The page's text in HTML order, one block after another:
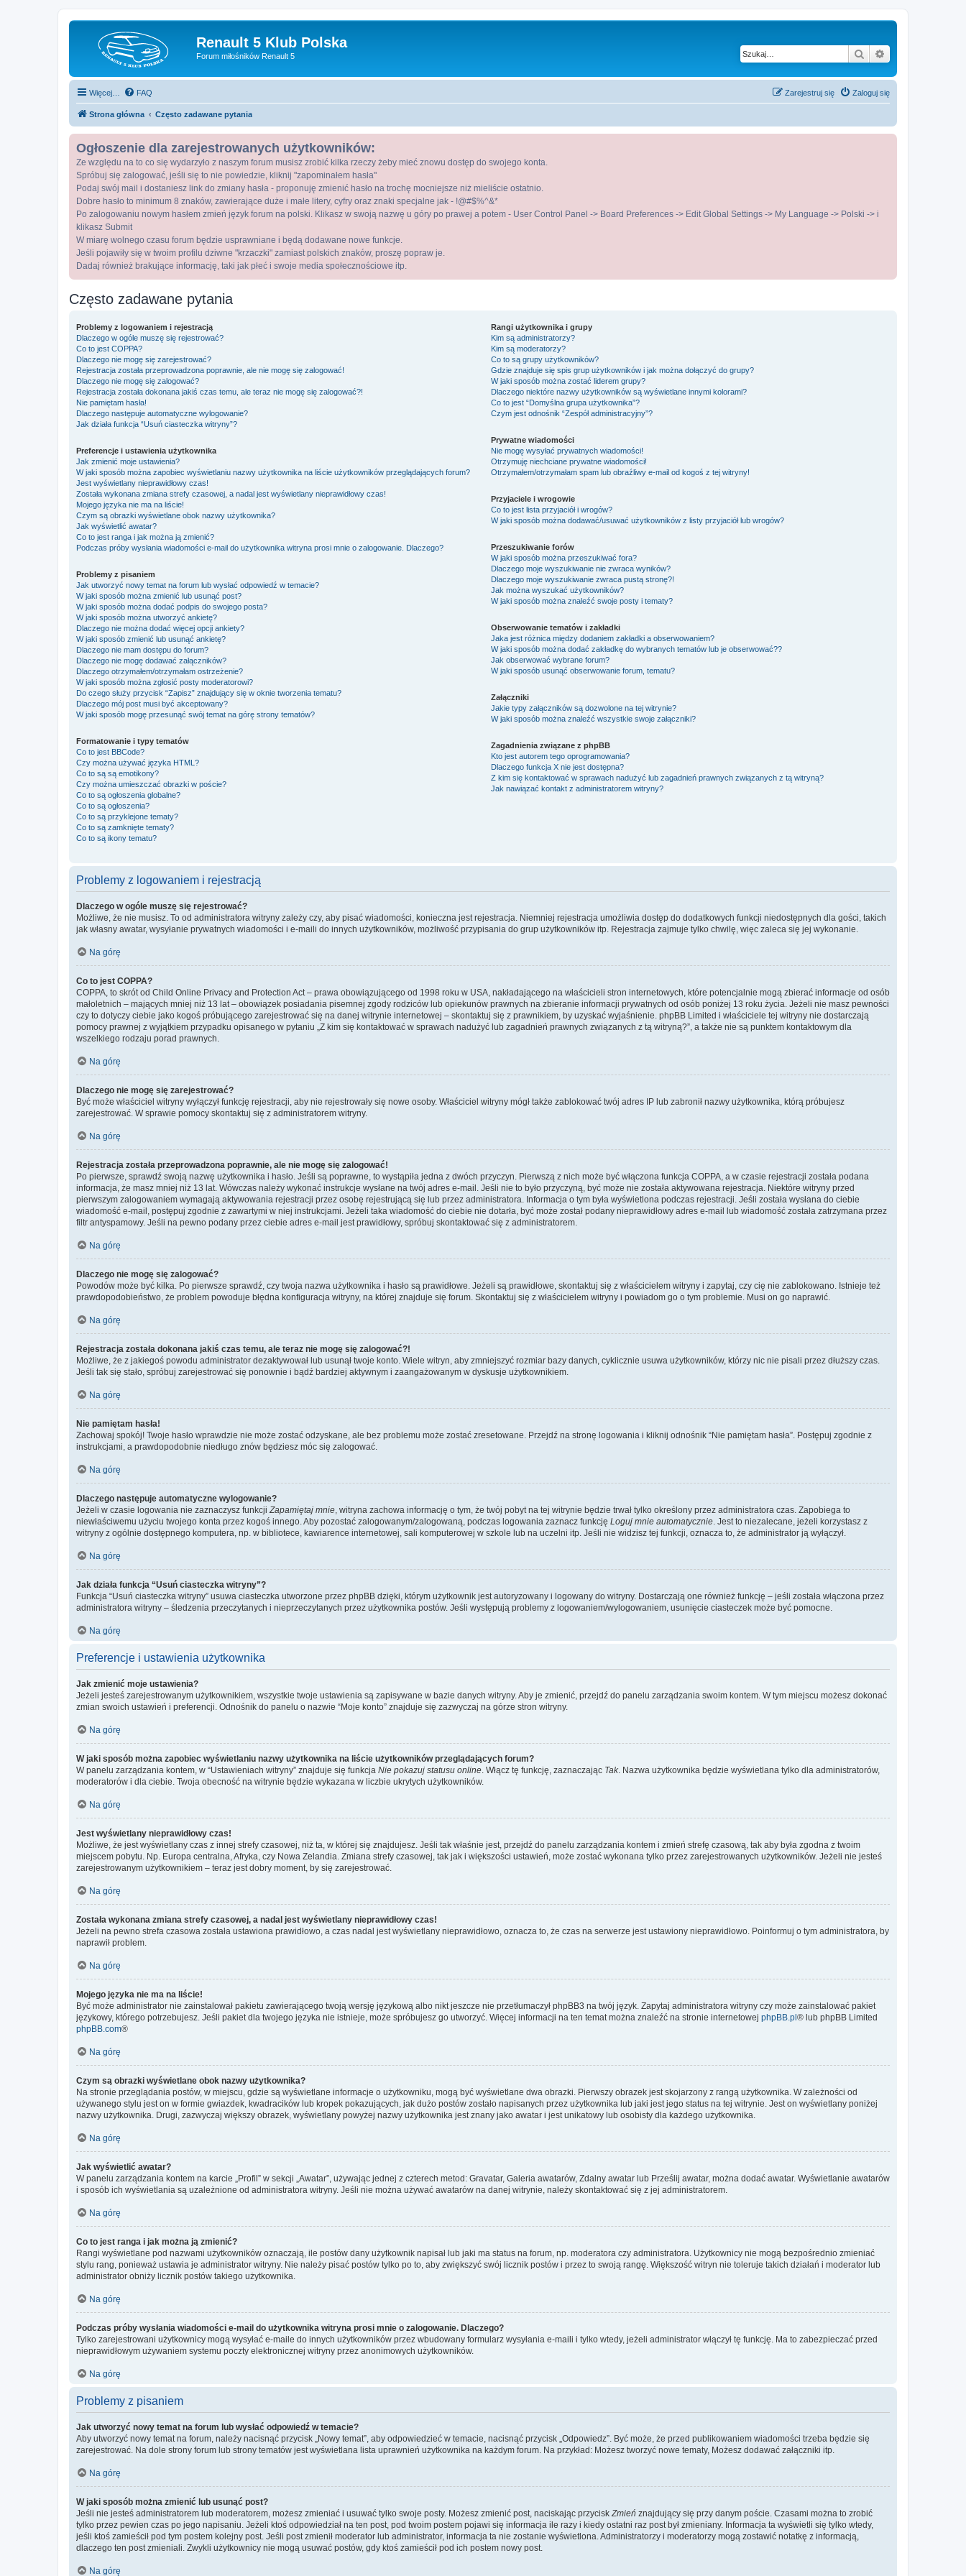
Renault 5 Klub Polska
Forum miłośników Renault 5 Szukaj
Więcej… FAQ Zaloguj się
Zarejestruj się
Strona główna Często zadawane pytania
Ogłoszenie dla zarejestrowanych użytkowników:
Ze względu na to co się wydarzyło z naszym forum musisz zrobić kilka rzeczy żeby mieć znowu dostęp do swojego konta.
Spróbuj się zalogować, jeśli się to nie powiedzie, kliknij "zapominałem hasła"
Podaj swój mail i dostaniesz link do zmiany hasła - proponuję zmienić hasło na trochę mocniejsze niż mieliście ostatnio.
Dobre hasło to minimum 8 znaków, zawierające duże i małe litery, cyfry oraz znaki specjalne jak - !@#$%^&*
Po zalogowaniu nowym hasłem zmień język forum na polski. Klikasz w swoją nazwę u góry po prawej a potem - User Control Panel -> Board Preferences -> Edit Global Settings -> My Language -> Polski -> i
klikasz Submit
W miarę wolnego czasu forum będzie usprawniane i będą dodawane nowe funkcje.
Jeśli pojawiły się w twoim profilu dziwne "krzaczki" zamiast polskich znaków, proszę popraw je.
Dadaj również brakujące informację, taki jak płeć i swoje media społecznościowe itp.
Często zadawane pytania
Problemy z logowaniem i rejestracją
Dlaczego w ogóle muszę się rejestrować?
Co to jest COPPA?
Dlaczego nie mogę się zarejestrować?
Rejestracja została przeprowadzona poprawnie, ale nie mogę się zalogować!
Dlaczego nie mogę się zalogować?
Rejestracja została dokonana jakiś czas temu, ale teraz nie mogę się zalogować?!
Nie pamiętam hasła!
Dlaczego następuje automatyczne wylogowanie?
Jak działa funkcja “Usuń ciasteczka witryny”?
Preferencje i ustawienia użytkownika
Jak zmienić moje ustawienia?
W jaki sposób można zapobiec wyświetlaniu nazwy użytkownika na liście użytkowników przeglądających forum?
Jest wyświetlany nieprawidłowy czas!
Została wykonana zmiana strefy czasowej, a nadal jest wyświetlany nieprawidłowy czas!
Mojego języka nie ma na liście!
Czym są obrazki wyświetlane obok nazwy użytkownika?
Jak wyświetlić awatar?
Co to jest ranga i jak można ją zmienić?
Podczas próby wysłania wiadomości e-mail do użytkownika witryna prosi mnie o zalogowanie. Dlaczego?
Problemy z pisaniem
Jak utworzyć nowy temat na forum lub wysłać odpowiedź w temacie?
W jaki sposób można zmienić lub usunąć post?
W jaki sposób można dodać podpis do swojego posta?
W jaki sposób można utworzyć ankietę?
Dlaczego nie można dodać więcej opcji ankiety?
W jaki sposób zmienić lub usunąć ankietę?
Dlaczego nie mam dostępu do forum?
Dlaczego nie mogę dodawać załączników?
Dlaczego otrzymałem/otrzymałam ostrzeżenie?
W jaki sposób można zgłosić posty moderatorowi?
Do czego służy przycisk “Zapisz” znajdujący się w oknie tworzenia tematu?
Dlaczego mój post musi być akceptowany?
W jaki sposób mogę przesunąć swój temat na górę strony tematów?
Formatowanie i typy tematów
Co to jest BBCode?
Czy można używać języka HTML?
Co to są są emotikony?
Czy można umieszczać obrazki w poście?
Co to są ogłoszenia globalne?
Co to są ogłoszenia?
Co to są przyklejone tematy?
Co to są zamknięte tematy?
Co to są ikony tematu?
Rangi użytkownika i grupy
Kim są administratorzy?
Kim są moderatorzy?
Co to są grupy użytkowników?
Gdzie znajduje się spis grup użytkowników i jak można dołączyć do grupy?
W jaki sposób można zostać liderem grupy?
Dlaczego niektóre nazwy użytkowników są wyświetlane innymi kolorami?
Co to jest “Domyślna grupa użytkownika”?
Czym jest odnośnik “Zespół administracyjny”?
Prywatne wiadomości
Nie mogę wysyłać prywatnych wiadomości!
Otrzymuję niechciane prywatne wiadomości!
Otrzymałem/otrzymałam spam lub obraźliwy e-mail od kogoś z tej witryny!
Przyjaciele i wrogowie
Co to jest lista przyjaciół i wrogów?
W jaki sposób można dodawać/usuwać użytkowników z listy przyjaciół lub wrogów?
Przeszukiwanie forów
W jaki sposób można przeszukiwać fora?
Dlaczego moje wyszukiwanie nie zwraca wyników?
Dlaczego moje wyszukiwanie zwraca pustą stronę?!
Jak można wyszukać użytkowników?
W jaki sposób można znaleźć swoje posty i tematy?
Obserwowanie tematów i zakładki
Jaka jest różnica między dodaniem zakładki a obserwowaniem?
W jaki sposób można dodać zakładkę do wybranych tematów lub je obserwować??
Jak obserwować wybrane forum?
W jaki sposób usunąć obserwowanie forum, tematu?
Załączniki
Jakie typy załączników są dozwolone na tej witrynie?
W jaki sposób można znaleźć wszystkie swoje załączniki?
Zagadnienia związane z phpBB
Kto jest autorem tego oprogramowania?
Dlaczego funkcja X nie jest dostępna?
Z kim się kontaktować w sprawach nadużyć lub zagadnień prawnych związanych z tą witryną?
Jak nawiązać kontakt z administratorem witryny?
Problemy z logowaniem i rejestracją
Dlaczego w ogóle muszę się rejestrować?
Możliwe, że nie musisz. To od administratora witryny zależy czy, aby pisać wiadomości, konieczna jest rejestracja. Niemniej rejestracja umożliwia dostęp do dodatkowych funkcji niedostępnych dla gości, takich
jak własny awatar, wysyłanie prywatnych wiadomości i e-maili do innych użytkowników, możliwość przypisania do grup użytkowników itp. Rejestracja zajmuje tylko chwilę, więc zaleca się jej wykonanie.
Na górę
Co to jest COPPA?
COPPA, to skrót od Child Online Privacy and Protection Act – prawa obowiązującego od 1998 roku w USA, nakładającego na właścicieli stron internetowych, które potencjalnie mogą zbierać informacje od osób
małoletnich – mających mniej niż 13 lat – obowiązek posiadania pisemnej zgody rodziców lub opiekunów prawnych na zbieranie informacji prywatnych od osób poniżej 13 roku życia. Jeżeli nie masz pewności
czy to dotyczy ciebie jako kogoś próbującego zarejestrować się na danej witrynie internetowej – skontaktuj się z prawnikiem, by uzyskać wyjaśnienie. phpBB Limited i właściciele tej witryny nie dostarczają
pomocy prawnej z wyjątkiem przypadku opisanego w pytaniu „Z kim się kontaktować w sprawach nadużyć lub zagadnień prawnych związanych z tą witryną?”, a także nie są punktem kontaktowym dla
wszelkiego rodzaju porad prawnych.
Na górę
Dlaczego nie mogę się zarejestrować?
Być może właściciel witryny wyłączył funkcję rejestracji, aby nie rejestrowały się nowe osoby. Właściciel witryny mógł także zablokować twój adres IP lub zabronił nazwy użytkownika, którą próbujesz
zarejestrować. W sprawie pomocy skontaktuj się z administratorem witryny.
Na górę
Rejestracja została przeprowadzona poprawnie, ale nie mogę się zalogować!
Po pierwsze, sprawdź swoją nazwę użytkownika i hasło. Jeśli są poprawne, to wystąpiła jedna z dwóch przyczyn. Pierwszą z nich może być włączona funkcja COPPA, a w czasie rejestracji została podana
informacja, że masz mniej niż 13 lat. Wówczas należy wykonać instrukcje wysłane na twój adres e-mail. Jeśli nie to było przyczyną, być może nie została aktywowana rejestracja. Niektóre witryny przed
pierwszym zalogowaniem wymagają aktywowania rejestracji przez osobę rejestrującą się lub przez administratora. Informacja o tym była wyświetlona podczas rejestracji. Jeśli została wysłana do ciebie
wiadomość e-mail, postępuj zgodnie z zawartymi w niej instrukcjami. Jeżeli taka wiadomość do ciebie nie dotarła, być może został podany nieprawidłowy adres e-mail lub wiadomość została zatrzymana przez
filtr antyspamowy. Jeśli na pewno podany przez ciebie adres e-mail jest prawidłowy, spróbuj skontaktować się z administratorem.
Na górę
Dlaczego nie mogę się zalogować?
Powodów może być kilka. Po pierwsze sprawdź, czy twoja nazwa użytkownika i hasło są prawidłowe. Jeżeli są prawidłowe, skontaktuj się z właścicielem witryny i zapytaj, czy cię nie zablokowano. Istnieje też
prawdopodobieństwo, że problem powoduje błędna konfiguracja witryny, na której znajduje się forum. Skontaktuj się z właścicielem witryny i powiadom go o tym problemie. Musi on go naprawić.
Na górę
Rejestracja została dokonana jakiś czas temu, ale teraz nie mogę się zalogować?!
Możliwe, że z jakiegoś powodu administrator dezaktywował lub usunął twoje konto. Wiele witryn, aby zmniejszyć rozmiar bazy danych, cyklicznie usuwa użytkowników, którzy nic nie pisali przez dłuższy czas.
Jeśli tak się stało, spróbuj zarejestrować się ponownie i bądź bardziej aktywnym i zaangażowanym w dyskusje użytkownikiem.
Na górę
Nie pamiętam hasła!
Zachowaj spokój! Twoje hasło wprawdzie nie może zostać odzyskane, ale bez problemu może zostać zresetowane. Przejdź na stronę logowania i kliknij odnośnik “Nie pamiętam hasła”. Postępuj zgodnie z
instrukcjami, a prawdopodobnie niedługo znów będziesz móc się zalogować.
Na górę
Dlaczego następuje automatyczne wylogowanie?
Jeżeli w czasie logowania nie zaznaczysz funkcji Zapamiętaj mnie , witryna zachowa informację o tym, że twój pobyt na tej witrynie będzie trwał tylko określony przez administratora czas. Zapobiega to
niewłaściwemu użyciu twojego konta przez kogoś innego. Aby pozostać zalogowanym/zalogowaną, podczas logowania zaznacz funkcję Loguj mnie automatycznie . Jest to niezalecane, jeżeli korzystasz z
witryny z ogólnie dostępnego komputera, np. w bibliotece, kawiarence internetowej, sali komputerowej w szkole lub na uczelni itp. Jeśli nie widzisz tej funkcji, oznacza to, że administrator ją wyłączył.
Na górę
Jak działa funkcja “Usuń ciasteczka witryny”?
Funkcja “Usuń ciasteczka witryny” usuwa ciasteczka utworzone przez phpBB dzięki, którym użytkownik jest autoryzowany i logowany do witryny. Dostarczają one również funkcję – jeśli została włączona przez
administratora witryny – śledzenia przeczytanych i nieprzeczytanych przez użytkownika postów. Jeśli występują problemy z logowaniem/wylogowaniem, usunięcie ciasteczek może być pomocne.
Na górę
Preferencje i ustawienia użytkownika
Jak zmienić moje ustawienia?
Jeżeli jesteś zarejestrowanym użytkownikiem, wszystkie twoje ustawienia są zapisywane w bazie danych witryny. Aby je zmienić, przejdź do panelu zarządzania swoim kontem. W tym miejscu możesz dokonać
zmian swoich ustawień i preferencji. Odnośnik do panelu o nazwie “Moje konto” znajduje się zazwyczaj na górze stron witryny.
Na górę
W jaki sposób można zapobiec wyświetlaniu nazwy użytkownika na liście użytkowników przeglądających forum?
W panelu zarządzania kontem, w “Ustawieniach witryny” znajduje się funkcja Nie pokazuj statusu online . Włącz tę funkcję, zaznaczając Tak. Nazwa użytkownika będzie wyświetlana tylko dla administratorów,
moderatorów i dla ciebie. Twoja obecność na witrynie będzie wykazana w liczbie ukrytych użytkowników.
Na górę
Jest wyświetlany nieprawidłowy czas!
Możliwe, że jest wyświetlany czas z innej strefy czasowej, niż ta, w której się znajdujesz. Jeśli tak właśnie jest, przejdź do panelu zarządzania kontem i zmień strefę czasową, tak aby była zgodna z twoim
miejscem pobytu. Np. Europa centralna, Afryka, czy Nowa Zelandia. Zmiana strefy czasowej, tak jak i większości ustawień, może zostać wykonana tylko przez zarejestrowanych użytkowników. Jeżeli nie jesteś
zarejestrowanym użytkownikiem – teraz jest dobry moment, by się zarejestrować.
Na górę
Została wykonana zmiana strefy czasowej, a nadal jest wyświetlany nieprawidłowy czas!
Jeżeli na pewno strefa czasowa została ustawiona prawidłowo, a czas nadal jest wyświetlany nieprawidłowo, oznacza to, że czas na serwerze jest ustawiony nieprawidłowo. Poinformuj o tym administratora, by
naprawił problem.
Na górę
Mojego języka nie ma na liście!
Być może administrator nie zainstalował pakietu zawierającego twoją wersję językową albo nikt jeszcze nie przetłumaczył phpBB3 na twój język. Zapytaj administratora witryny czy może zainstalować pakiet
językowy, którego potrzebujesz. Jeśli pakiet dla twojego języka nie istnieje, może spróbujesz go utworzyć. Więcej informacji na ten temat można znaleźć na stronie internetowej phpBB.pl® lub phpBB Limited
phpBB.com®
Na górę
Czym są obrazki wyświetlane obok nazwy użytkownika?
Na stronie przeglądania postów, w miejscu, gdzie są wyświetlane informacje o użytkowniku, mogą być wyświetlane dwa obrazki. Pierwszy obrazek jest skojarzony z rangą użytkownika. W zależności od
używanego stylu jest on w formie gwiazdek, kwadracików lub kropek pokazujących, jak dużo postów zostało napisanych przez użytkownika lub jaki jest jego status na tej witrynie. Jest on wyświetlany poniżej
nazwy użytkownika. Drugi, zazwyczaj większy obrazek, wyświetlany powyżej nazwy użytkownika jest znany jako awatar i jest unikatowy lub osobisty dla każdego użytkownika.
Na górę
Jak wyświetlić awatar?
W panelu zarządzania kontem na karcie „Profil” w sekcji „Awatar”, używając jednej z czterech metod: Gravatar, Galeria awatarów, Zdalny awatar lub Prześlij awatar, można dodać awatar. Wyświetlanie awatarów
i sposób ich wyświetlania są uzależnione od administratora witryny. Jeśli nie można używać awatarów na danej witrynie, należy skontaktować się z jej administratorem.
Na górę
Co to jest ranga i jak można ją zmienić?
Rangi wyświetlane pod nazwami użytkowników oznaczają, ile postów dany użytkownik napisał lub jaki ma status na forum, np. moderatora czy administratora. Użytkownicy nie mogą bezpośrednio zmieniać
stylu rang, ponieważ ustawia je administrator witryny. Nie należy pisać postów tylko po to, aby zwiększyć swój licznik postów i przez to swoją rangę. Większość witryn nie toleruje takich działań i moderator lub
administrator obniży licznik postów takiego użytkownika.
Na górę
Podczas próby wysłania wiadomości e-mail do użytkownika witryna prosi mnie o zalogowanie. Dlaczego?
Tylko zarejestrowani użytkownicy mogą wysyłać e-maile do innych użytkowników przez wbudowany formularz wysyłania e-maili i tylko wtedy, jeżeli administrator włączył tę funkcję. Ma to zabezpieczać przed
nieprawidłowym używaniem systemu poczty elektronicznej witryny przez anonimowych użytkowników.
Na górę
Problemy z pisaniem
Jak utworzyć nowy temat na forum lub wysłać odpowiedź w temacie?
Aby utworzyć nowy temat na forum, należy nacisnąć przycisk „Nowy temat”, aby odpowiedzieć w temacie, nacisnąć przycisk „Odpowiedz”. Być może, że przed publikowaniem wiadomości trzeba będzie się
zarejestrować. Na dole strony forum lub strony tematów jest wyświetlana lista uprawnień użytkownika na każdym forum. Na przykład: Możesz tworzyć nowe tematy, Możesz dodawać załączniki itp.
Na górę
W jaki sposób można zmienić lub usunąć post?
Jeśli nie jesteś administratorem lub moderatorem, możesz zmieniać i usuwać tylko swoje posty. Możesz zmienić post, naciskając przycisk Zmień znajdujący się przy danym poście. Czasami można to zrobić
tylko przez pewien czas po jego napisaniu. Jeżeli ktoś odpowiedział na ten post, pod twoim postem pojawi się informacja ile razy i kiedy ostatni raz post był zmieniany. Informacja ta wyświetli się tylko wtedy,
jeśli ktoś zamieścił pod tym postem kolejny post. Jeśli post zmienił moderator lub administrator, informacja ta nie zostanie wyświetlona. Administratorzy i moderatorzy mogą zostawić notatkę z informacją,
dlaczego ten post zmieniali. Zwykli użytkownicy nie mogą usuwać postów, gdy ktoś zamieścił pod ich postem nowy post.
Na górę